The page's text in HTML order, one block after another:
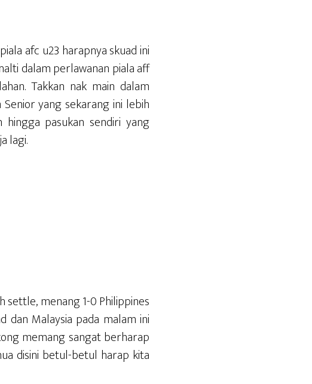
afc u23 harapnya skuad ini
dalam perlawanan piala aff
Takkan nak main dalam
yang sekarang ini lebih
pasukan sendiri yang
lagi.
settle, menang 1-0 Philippines
dan Malaysia pada malam ini
memang sangat berharap
disini betul-betul harap kita